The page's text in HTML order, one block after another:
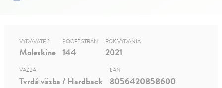
VYDAVATEĽ
Moleskine
POČET STRÁN
144
ROK VYDANIA
2021
VÄZBA
Tvrdá väzba / Hardback
EAN
8056420858600